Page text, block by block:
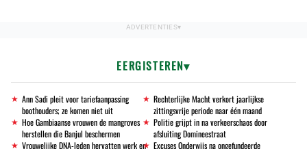
EERGISTEREN
Ann Sadi pleit voor tariefaanpassing
boothouders; ze komen niet uit
Rechterlijke Macht verkort jaarlijkse
zittingsvrije periode naar één maand
Hoe Gambiaanse vrouwen de mangroves
herstellen die Banjul beschermen
Politie grijpt in na verkeerschaos door
afsluiting Domineestraat
Vrouwelijke DNA-leden hervatten werk en
Excuses Onderwijs na ongefundeerde